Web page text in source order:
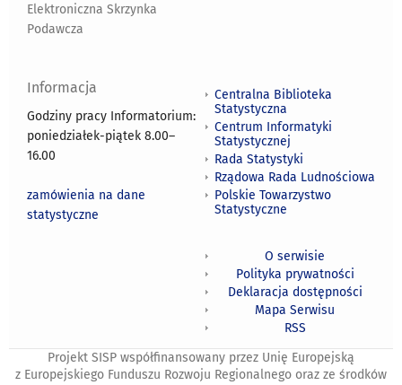
Elektroniczna Skrzynka
Podawcza
Informacja
Godziny pracy Informatorium:
poniedziałek-piątek 8.00–
16.00
zamówienia na dane
statystyczne
Centralna Biblioteka
Statystyczna
Centrum Informatyki
Statystycznej
Rada Statystyki
Rządowa Rada Ludnościowa
Polskie Towarzystwo
Statystyczne
O serwisie
Polityka prywatności
Deklaracja dostępności
Mapa Serwisu
RSS
Projekt SISP współfinansowany przez Unię Europejską
z Europejskiego Funduszu Rozwoju Regionalnego oraz ze środków